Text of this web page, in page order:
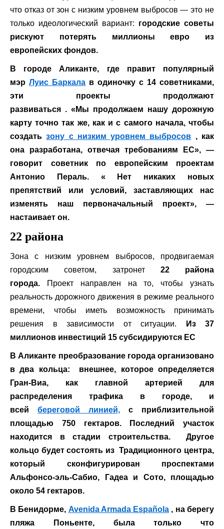
что отказ от зон с низким уровнем выбросов — это не
только идеологический вариант: городские советы
рискуют потерять миллионы евро из
европейских фондов.
В городе Аликанте, где правит популярный
мэр Луис Баркала в одиночку с 14 советниками,
эти проекты продолжают
развиваться . «Мы продолжаем нашу дорожную
карту точно так же, как и с самого начала, чтобы
создатьзону с низким уровнем выбросов , как
она разработана, отвечая требованиям ЕС», —
говорит советник по европейским проектам
Антонио Пераль. « Нет никаких новых
препятствий или условий, заставляющих нас
изменять наш первоначальный проект», —
настаивает он.
22 района
Зона с низким уровнем выбросов, продвигаемая
городским советом, затронет 22 района
города.
Проект направлен на то, чтобы узнать
реальность дорожного движения в режиме реального
времени, чтобы иметь возможность принимать
решения в зависимости от ситуации.
Из 37
миллионов инвестиций 15 субсидируются ЕС
В Аликанте преобразование города организовано
в два кольца: внешнее, которое определяется
Гран-Виа, как главной артерией для
распределения трафика в городе, и
всей береговой линией, с приблизительной
площадью 750 гектаров. Последний участок
находится в стадии строительства.
Другое
кольцо будет состоять изТрадиционного центра,
который сконфигурирован проспектами
Альфонсо-эль-Сабио, Гадеа и Сото, площадью
около 54 гектаров.
В Бенидорме, Avenida Armada Española , на берегу
пляжа Поньенте, была только что